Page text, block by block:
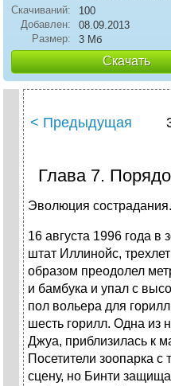
Скачиваний:
100
Добавлен:
08.09.2013
Размер:
3 Мб
Скачать
< Предыдущая
Глава 7.
Эволюция сострадания.
16 августа 1996 года в
штат Иллинойс,
образом преодолел
и бамбука и упал с
пол вольера для
шесть горилл. Одна из
Джуа, приблизилась к
Посетители зоопарка с
сцену, но Бинти